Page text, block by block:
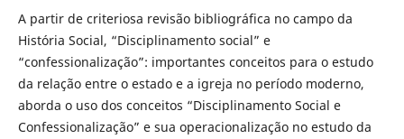
A partir de criteriosa revisão bibliográfica no campo da
História Social, “Disciplinamento social” e
“confessionalização”: importantes conceitos para o estudo
da relação entre o estado e a igreja no período moderno,
aborda o uso dos conceitos “Disciplinamento Social e
Confessionalização” e sua operacionalização no estudo da